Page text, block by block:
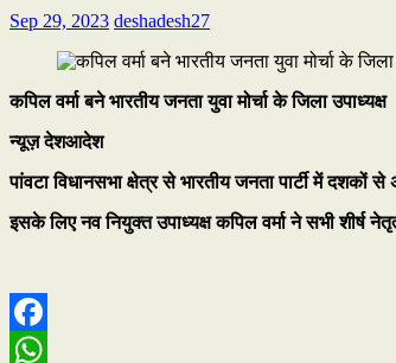
Sep 29, 2023 deshadesh27
कपिल वर्मा बने भारतीय जनता युवा मोर्चा के जिला उपाध्‍यक्ष
न्यूज़ देशआदेश
पांवटा विधानसभा क्षेत्र से भारतीय जनता पार्टी में दशकों से
इसके लिए नव नियुक्त उपाध्यक्ष कपिल वर्मा ने सभी शीर्ष
Facebook